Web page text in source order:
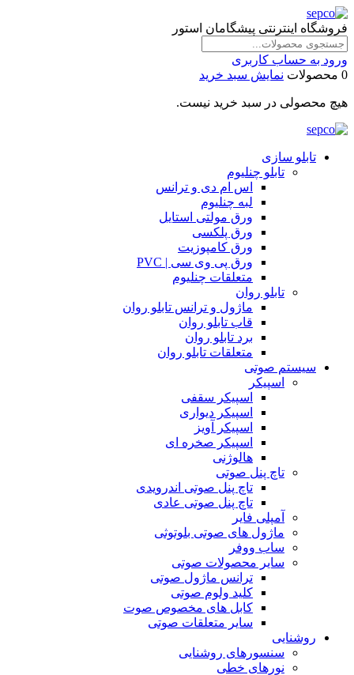
فروشگاه اینترنتی پیشگامان استور
ورود به حساب کاربری
0 محصولات
نمایش سبد خرید
هیچ محصولی در سبد خرید نیست.
تابلو سازی
تابلو چنلیوم
اس ام دی و ترانس
لبه چنلیوم
ورق مولتی استایل
ورق پلکسی
ورق کامپوزیت
ورق پی وی سی | PVC
متعلقات چنلیوم
تابلو روان
ماژول و ترانس تابلو روان
قاب تابلو روان
برد تابلو روان
متعلقات تابلو روان
سیستم صوتی
اسپیکر
اسپیکر سقفی
اسپیکر دیواری
اسپیکر آویز
اسپیکر صخره ای
هالوژنی
تاچ پنل صوتی
تاچ پنل صوتی اندرویدی
تاچ پنل صوتی عادی
آمپلی فایر
ماژول های صوتی بلوتوثی
ساب ووفر
سایر محصولات صوتی
ترانس ماژول صوتی
کلید ولوم صوتی
کابل های مخصوص صوت
سایر متعلقات صوتی
روشنایی
سنسورهای روشنایی
نورهای خطی